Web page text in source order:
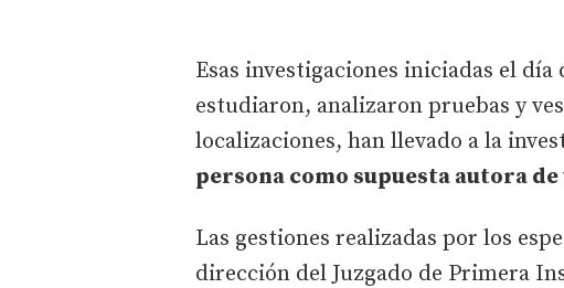
Esas investigaciones iniciadas el
estudiaron, analizaron pruebas y
localizaciones, han llevado a la
persona como supuesta autora
Las gestiones realizadas por los
dirección del Juzgado de Primera